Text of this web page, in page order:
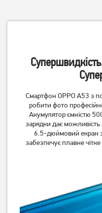
Смартфон Xiaomi Redmi
Black
9 499грн
Смартфон OPPO A53 з
робити фото
Акумулятор ємністю
зарядки дає можливість
6.5-дюймовий екран
забезпечує плавне